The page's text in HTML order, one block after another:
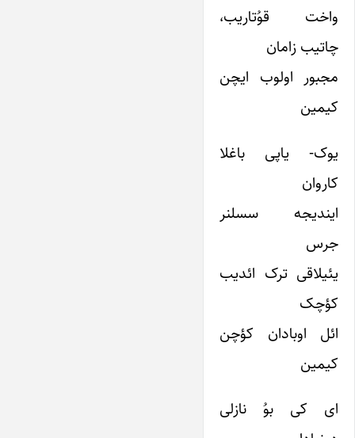
واخت قوُتاریب،
چاتیب زامان
مجبور اولوب ایچن
کیمین
یوک- یاپی باغلا
کاروان
ایندیجه سسلنر
جرس
یئیلاقی ترک ائدیب
کؤچک
ائل اوبادان کؤچن
کیمین
ای کی بوُ نازلی